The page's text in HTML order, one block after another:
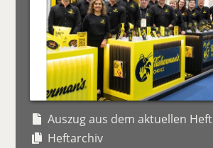
Auszug aus dem aktuellen Heft
Heftarchiv